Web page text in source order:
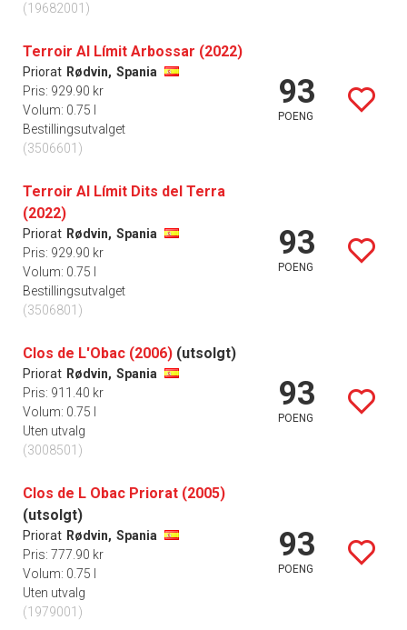
(19682001)
Terroir Al Límit Arbossar (2022)
Priorat Rødvin, Spania
Pris: 929.90 kr
Volum: 0.75 l
Bestillingsutvalget
(3506601)
93
POENG
Terroir Al Límit Dits del Terra
(2022)
Priorat Rødvin, Spania
Pris: 929.90 kr
Volum: 0.75 l
Bestillingsutvalget
(3506801)
93
POENG
Clos de L'Obac (2006) (utsolgt)
Priorat Rødvin, Spania
Pris: 911.40 kr
Volum: 0.75 l
Uten utvalg
(3008501)
93
POENG
Clos de L Obac Priorat (2005)
(utsolgt)
Priorat Rødvin, Spania
Pris: 777.90 kr
Volum: 0.75 l
Uten utvalg
(1979001)
93
POENG